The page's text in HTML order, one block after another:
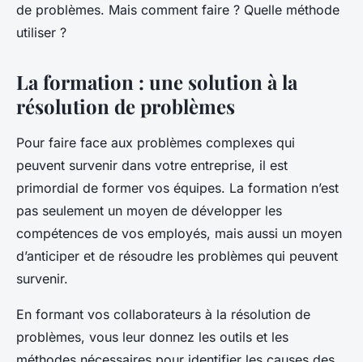
de problèmes. Mais comment faire ? Quelle méthode
utiliser ?
La formation : une solution à la
résolution de problèmes
Pour faire face aux problèmes complexes qui
peuvent survenir dans votre entreprise, il est
primordial de former vos équipes. La formation n’est
pas seulement un moyen de développer les
compétences de vos employés, mais aussi un moyen
d’anticiper et de résoudre les problèmes qui peuvent
survenir.
En formant vos collaborateurs à la résolution de
problèmes, vous leur donnez les outils et les